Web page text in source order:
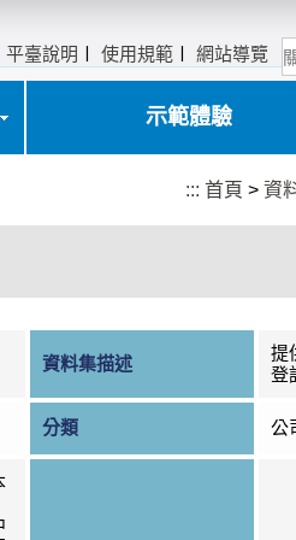
平臺說明 〡使用規範 〡網站導覽
示範體驗
::: 首頁 >資
資料集描述
提
登
分類 公